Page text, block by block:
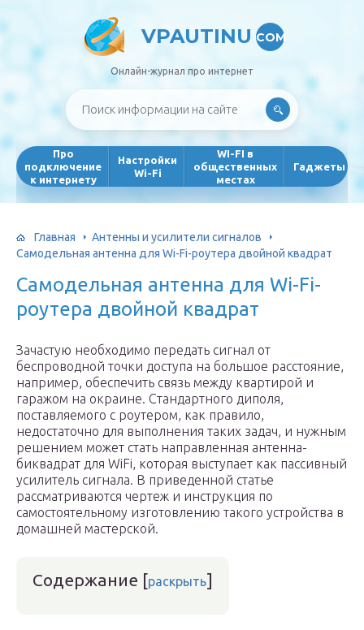
VPAUTINU COM
Онлайн-журнал про интернет
Про
подключение
к интернету
Настройки
Wi-Fi
WI-FI в
общественных
местах
Гаджеты
Главная
Антенны и усилители сигналов
Самодельная антенна для Wi-Fi-роутера двойной квадрат
Самодельная антенна для Wi-Fi-
роутера двойной квадрат
Зачастую необходимо передать сигнал от
беспроводной точки доступа на большое расстояние,
например, обеспечить связь между квартирой и
гаражом на окраине. Стандартного диполя,
поставляемого с роутером, как правило,
недостаточно для выполнения таких задач, и нужным
решением может стать направленная антенна-
биквадрат для WiFi, которая выступает как пассивный
усилитель сигнала. В приведенной статье
рассматриваются чертеж и инструкция по
самостоятельному изготовлению такого устройства в
домашней мастерской.
Содержание [раскрыть]